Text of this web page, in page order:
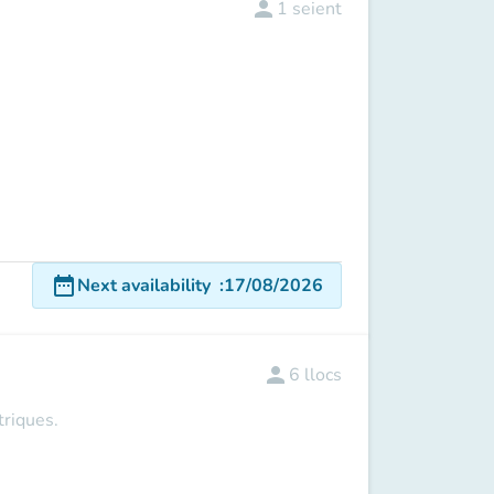
person 1 seient
date_rangeNext availability :17/08/2026
person 6 llocs